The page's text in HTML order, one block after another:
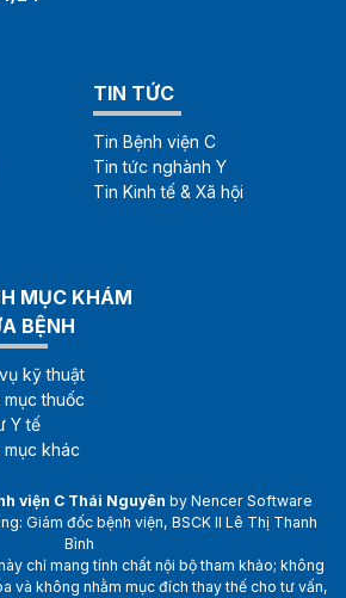
TIN TỨC
Tin Bệnh viện C
Tin tức nghành Y
Tin Kinh tế & Xã hội
MỤC KHÁM
BỆNH
kỹ thuật
mục thuốc
Y tế
mục khác
viện C Thái Nguyên by Nencer Software
Giám đốc bệnh viện, BSCK II Lê Thị Thanh
Bình
chỉ mang tính chất nội bộ tham khảo; không
và không nhằm mục đích thay thế cho tư vấn,